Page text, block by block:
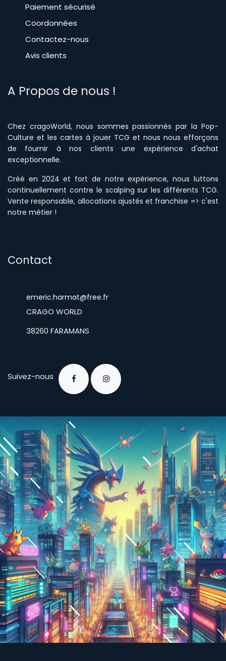
Paiement sécurisé
Coordonnées
Contactez-nous
Avis clients
A Propos de nous !
Chez cragoWorld, nous sommes passionnés par la Pop-
Culture et les cartes à jouer TCG et nous nous efforçons
de fournir à nos clients une expérience d'achat
exceptionnelle.
Créé en 2024 et fort de notre expérience, nous luttons
continuellement contre le scalping sur les différents TCG.
Vente responsable, allocations ajustés et franchise => c'est
notre métier !
Contact
emeric.harmat@free.fr
​CRAGO WORLD
​38260 FARAMANS
Suivez-nous